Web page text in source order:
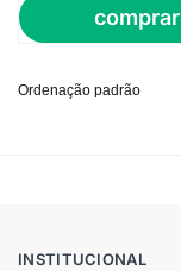
comprar
INSTITUCIONAL